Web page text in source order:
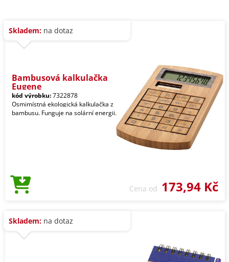
Skladem: na dotaz
Bambusová kalkulačka
Eugene
kód výrobku:7322878
Osmimístná ekologická kalkulačka z
bambusu. Funguje na solární energii.
Cena od 173,94 Kč
Skladem: na dotaz